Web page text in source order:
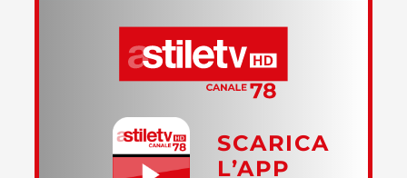
SCARICA
L’APP